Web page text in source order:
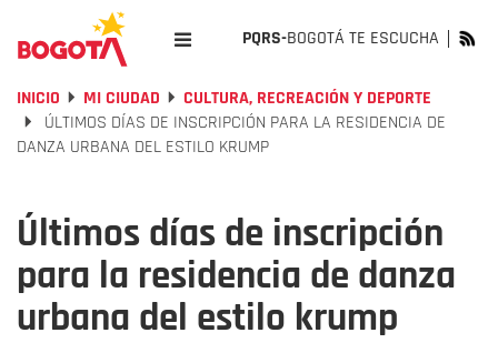
PQRS-BOGOTÁ TE ESCUCHA
INICIO MI CIUDAD
CULTURA, RECREACIÓN Y DEPORTE
ÚLTIMOS DÍAS DE INSCRIPCIÓN PARA LA RESIDENCIA DE
DANZA URBANA DEL ESTILO KRUMP
Últimos días de inscripción
para la residencia de danza
urbana del estilo krump